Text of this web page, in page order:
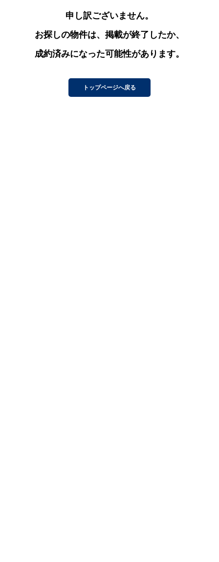
申し訳ございません。
お探しの物件は、掲載が終了したか、
成約済みになった可能性があります。
トップページへ戻る